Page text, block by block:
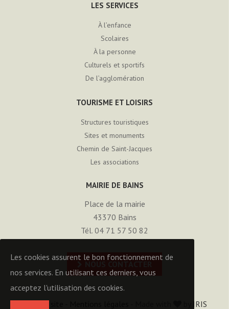
LES SERVICES
À l’enfance
Scolaires
À la personne
Culturels et sportifs
De l’agglomération
TOURISME ET LOISIRS
Structures touristiques
Sites et monuments
Chemin de Saint-Jacques
Les associations
MAIRIE DE BAINS
Place de la mairie
43370 Bains
Tél. 04 71 57 50 82
IRIS
Les cookies assurent le bon fonctionnement de
nos services. En utilisant ces derniers, vous
acceptez l'utilisation des cookies.